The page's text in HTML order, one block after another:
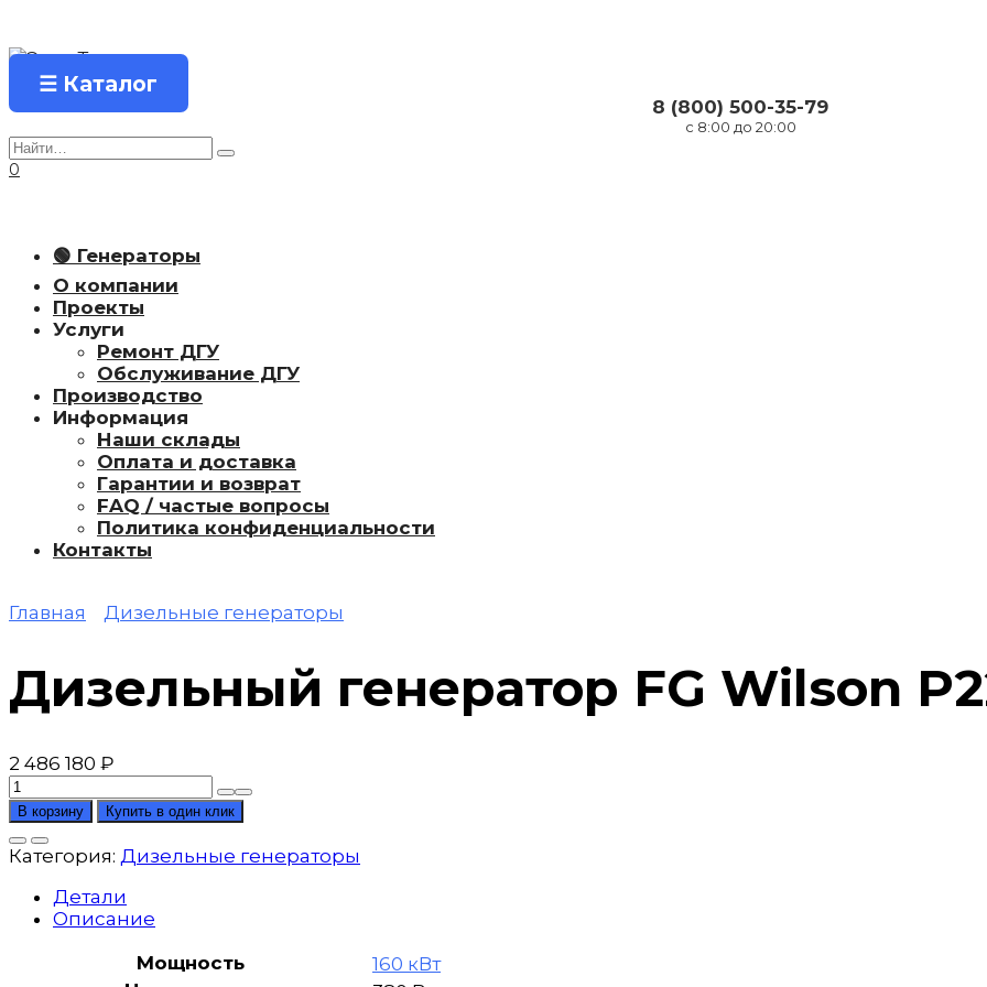
содержанию
☰ Каталог
8 (800) 500-35-79
с 8:00 до 20:00
Search
for:
0
🟢 Генераторы
О компании
Проекты
Услуги
Ремонт ДГУ
Обслуживание ДГУ
Производство
Информация
Наши склады
Оплата и доставка
Гарантии и возврат
FAQ / частые вопросы
Политика конфиденциальности
Контакты
Главная Дизельные генераторы
Дизельный генератор FG Wilson
2 486 180 ₽
Количество
товара
Дизельный
генератор
Wilson
P220-
В корзину Купить в один клик
Категория: Дизельные генераторы
Детали
Описание
Мощность
160 кВт